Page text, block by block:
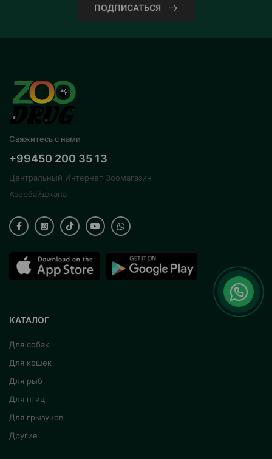
ПОДПИСАТЬСЯ
Свяжитесь с нами
+99450 200 35 13
Центральный Интернет Зоомагазин
Азербайджана
КАТАЛОГ
Для собак
Для кошек
Для рыб
Для птиц
Для грызунов
Другие